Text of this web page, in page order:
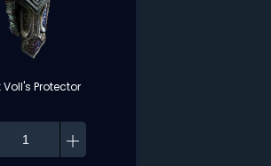
Voll's Protector